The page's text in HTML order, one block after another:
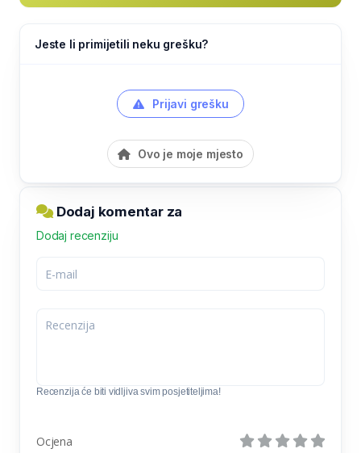
Jeste li primijetili neku grešku?
Prijavi grešku
Ovo je moje mjesto
Dodaj komentar za
Dodaj recenziju
Recenzija će biti vidljiva svim posjetiteljima!
Ocjena